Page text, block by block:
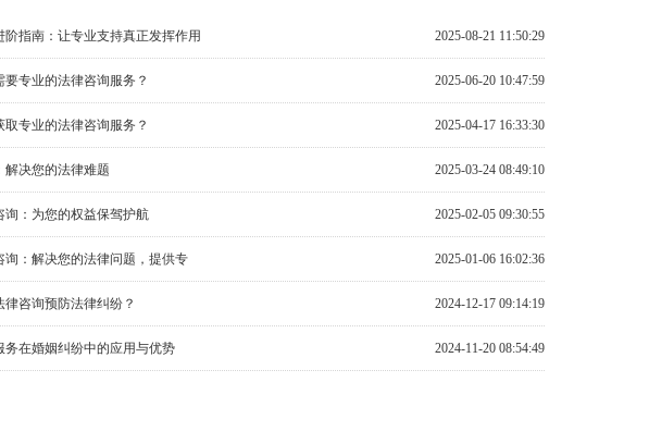
2025-08-21 11:50:29
阶指南：让专业支持真正发挥作用
2025-06-20 10:47:59
要专业的法律咨询服务？
2025-04-17 16:33:30
取专业的法律咨询服务？
2025-03-24 08:49:10
解决您的法律难题
2025-02-05 09:30:55
询：为您的权益保驾护航
2025-01-06 16:02:36
询：解决您的法律问题，提供专
2024-12-17 09:14:19
律咨询预防法律纠纷？
2024-11-20 08:54:49
务在婚姻纠纷中的应用与优势